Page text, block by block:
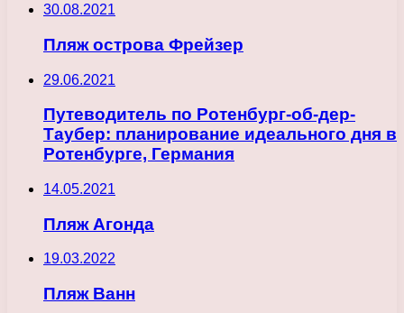
30.08.2021
Пляж острова Фрейзер
29.06.2021
Путеводитель по Ротенбург-об-дер-
Таубер: планирование идеального дня в
Ротенбурге, Германия
14.05.2021
Пляж Агонда
19.03.2022
Пляж Ванн